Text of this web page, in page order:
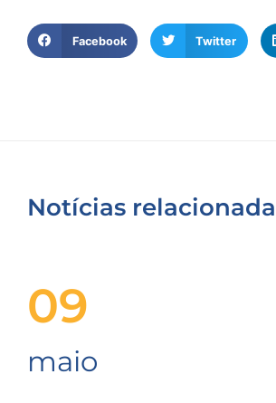
Facebook Twitter
Notícias
09
maio